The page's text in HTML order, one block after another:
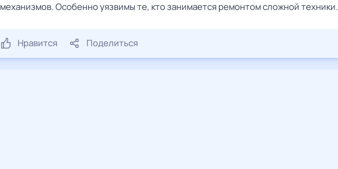
механизмов. Особенно уязвимы те, кто занимается ремонтом сложной техники.
Нравится Поделиться